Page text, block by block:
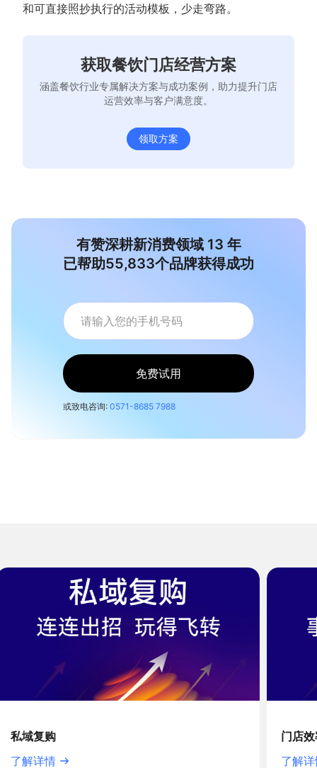
和可直接照抄执行的活动模板，少走弯路。
获取餐饮门店经营方案
涵盖餐饮行业专属解决方案与成功案例，助力提升门店
运营效率与客户满意度。
领取方案
有赞深耕新消费领域 13 年
已帮助55,833个品牌获得成功
免费试用
或致电咨询: 0571-8685 7988
门店效率
了解详情